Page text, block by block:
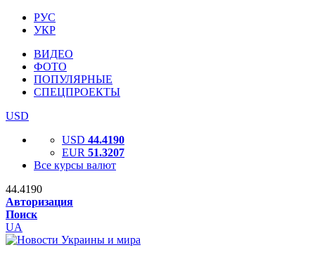
РУС
УКР
ВИДЕО
ФОТО
ПОПУЛЯРНЫЕ
СПЕЦПРОЕКТЫ
USD
USD 44.4190
EUR 51.3207
Все курсы валют
44.4190
Авторизация
Поиск
UA